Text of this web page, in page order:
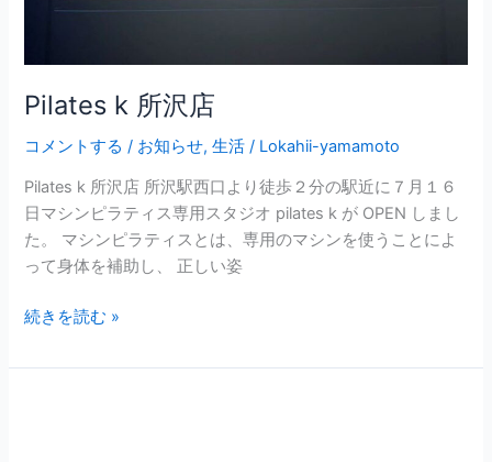
Pilates k 所沢店
コメントする / お知らせ,生活 / Lokahii-yamamoto
Pilates k 所沢店 所沢駅西口より徒歩２分の駅近に７月１６
日マシンピラティス専用スタジオ pilates k が OPEN しまし
た。 マシンピラティスとは、専用のマシンを使うことによ
って身体を補助し、 正しい姿
続きを読む »